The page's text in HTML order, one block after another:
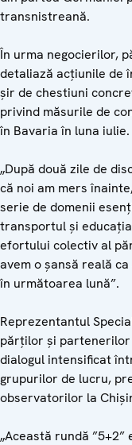
transnistreană.
În urma negocierilor,
detaliază acțiunile de
șir de chestiuni
privind măsurile de
în Bavaria în luna iulie.
„După două zile de
că noi am mers
serie de domenii
transportul și
efortului colectiv al
avem o șansă reală
în următoarea lună”.
Reprezentantul
părților și
dialogul intensificat
grupurilor de lucru,
observatorilor la
„Această rundă